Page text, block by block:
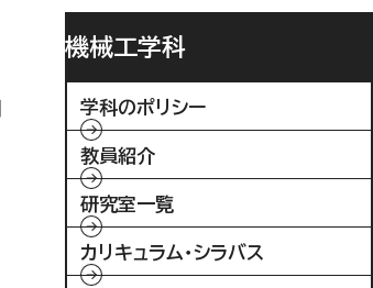
機械工学科
学科のポリシー
教員紹介
研究室一覧
カリキュラム・シラバス